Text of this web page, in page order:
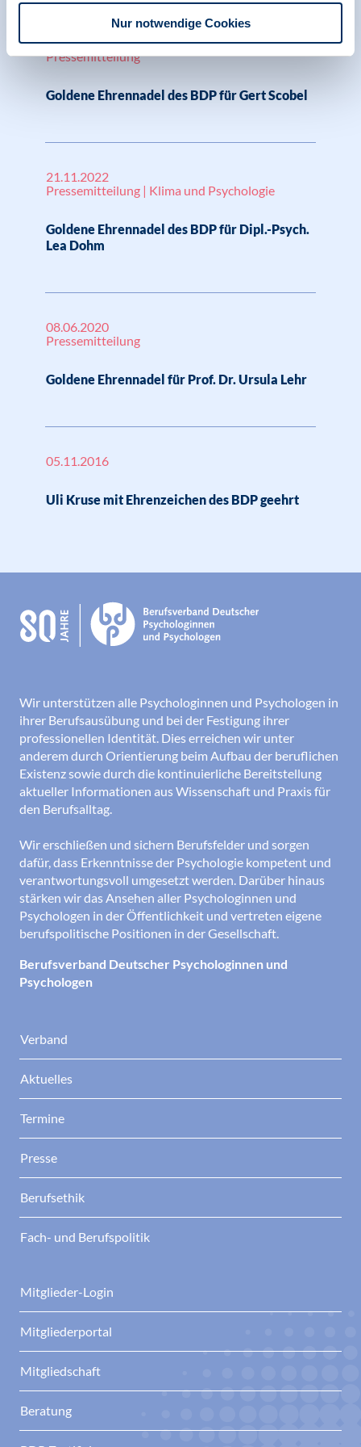
Nur notwendige Cookies
12.12.2022
Pressemitteilung
Goldene Ehrennadel des BDP für Gert Scobel
21.11.2022
Pressemitteilung | Klima und Psychologie
Goldene Ehrennadel des BDP für Dipl.-Psych.
Lea Dohm
08.06.2020
Pressemitteilung
Goldene Ehrennadel für Prof. Dr. Ursula Lehr
05.11.2016
Uli Kruse mit Ehrenzeichen des BDP geehrt
Wir unterstützen alle Psychologinnen und Psychologen in
ihrer Berufsausübung und bei der Festigung ihrer
professionellen Identität. Dies erreichen wir unter
anderem durch Orientierung beim Aufbau der beruflichen
Existenz sowie durch die kontinuierliche Bereitstellung
aktueller Informationen aus Wissenschaft und Praxis für
den Berufsalltag.
Wir erschließen und sichern Berufsfelder und sorgen
dafür, dass Erkenntnisse der Psychologie kompetent und
verantwortungsvoll umgesetzt werden. Darüber hinaus
stärken wir das Ansehen aller Psychologinnen und
Psychologen in der Öffentlichkeit und vertreten eigene
berufspolitische Positionen in der Gesellschaft.
Berufsverband Deutscher Psychologinnen und
Psychologen
Verband
Aktuelles
Termine
Presse
Berufsethik
Fach- und Berufspolitik
Mitglieder-Login
Mitgliederportal
Mitgliedschaft
Beratung